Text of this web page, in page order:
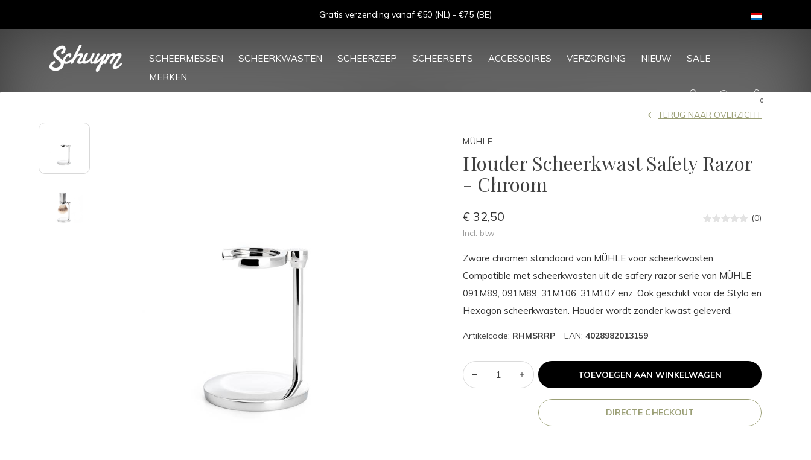
SCHEERMESSEN SCHEERKWASTEN SCHEERZEEP SCHEERSETS ACCESSOIRES VERZORGING NIEUW
SALE
MERKEN
0
Gratis verzending vanaf €50 (NL) - €75 (BE)
MÜHLE
Houder Scheerkwast Safety Razor
- Chroom
TERUG NAAR OVERZICHT
€ 32,50
Incl. btw
(0)
Zware chromen standaard van MÜHLE voor scheerkwasten.
Compatible met scheerkwasten uit de safery razor serie van MÜHLE
091M89, 091M89, 31M106, 31M107 enz. Ook geschikt voor de Stylo en
Hexagon scheerkwasten. Houder wordt zonder kwast geleverd.
Artikelcode: RHMSRRP EAN: 4028982013159
TOEVOEGEN AAN WINKELWAGEN
DIRECTE CHECKOUT